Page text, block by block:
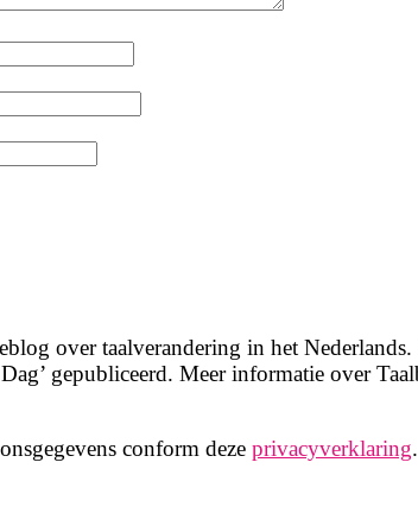
over taalverandering in het
gepubliceerd. Meer informatie over
conform deze privacyverklaring.